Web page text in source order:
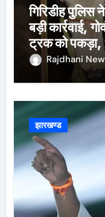
गिरिडीह पुलिस
बड़ी कार्रवाई, गोवंश को अवैध रूप से ले जा रहे
ट्रक को पकड़ा,
Rajdhani
झारखण्ड